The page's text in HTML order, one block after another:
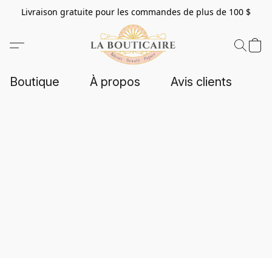
Livraison gratuite pour les commandes de plus de 100 $
Boutique À propos Avis clients